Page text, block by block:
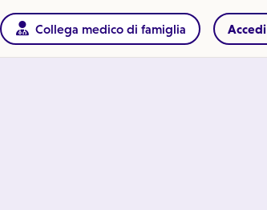
Collega medico di famiglia Accedi